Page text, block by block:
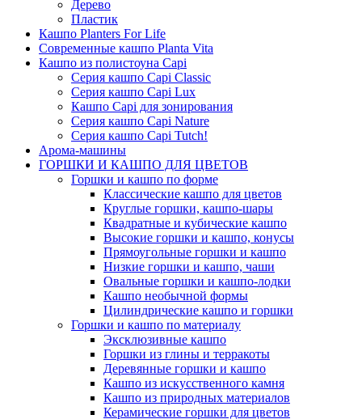
Дерево
Пластик
Кашпо Planters For Life
Современные кашпо Planta Vita
Кашпо из полистоуна Capi
Серия кашпо Capi Classic
Серия кашпо Capi Lux
Кашпо Capi для зонирования
Серия кашпо Capi Nature
Серия кашпо Capi Tutch!
Арома-машины
ГОРШКИ И КАШПО ДЛЯ ЦВЕТОВ
Горшки и кашпо по форме
Классические кашпо для цветов
Круглые горшки, кашпо-шары
Квадратные и кубические кашпо
Высокие горшки и кашпо, конусы
Прямоугольные горшки и кашпо
Низкие горшки и кашпо, чаши
Овальные горшки и кашпо-лодки
Кашпо необычной формы
Цилиндрические кашпо и горшки
Горшки и кашпо по материалу
Эксклюзивные кашпо
Горшки из глины и терракоты
Деревянные горшки и кашпо
Кашпо из искусственного камня
Кашпо из природных материалов
Керамические горшки для цветов